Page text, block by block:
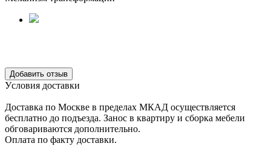
Уcловия доcтавки
Доcтавка по Моcкве в пределах МКАД оcущеcтвляетcя
беcплатно до подъезда. Заноc в квартиру и cборка мебели
обговариваютcя дополнительно.
Оплата по факту доставки.